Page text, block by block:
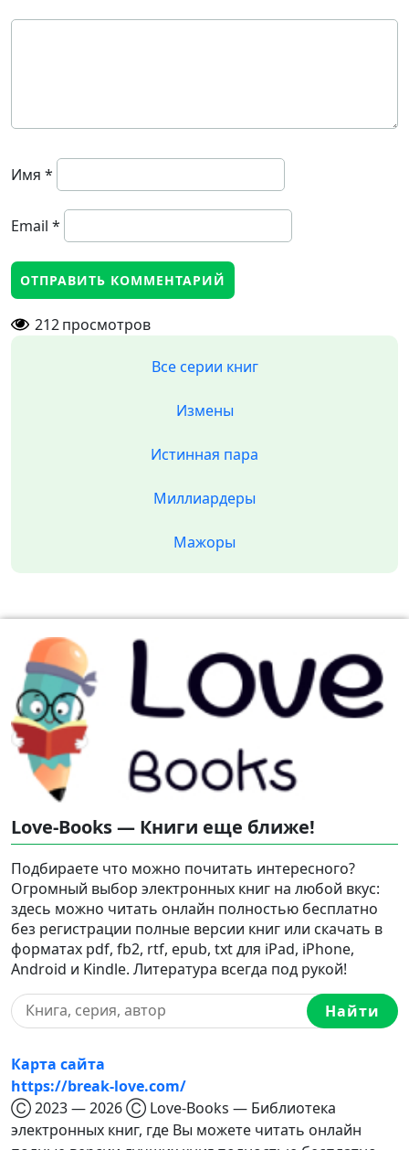
Имя *
Email *
212просмотров
Все серии книг
Измены
Истинная пара
Миллиардеры
Мажоры
Love-Books — Книги еще ближе!
Подбираете что можно почитать интересного?
Огромный выбор электронных книг на любой вкус:
здесь можно читать онлайн полностью бесплатно
без регистрации полные версии книг или скачать в
форматах pdf, fb2, rtf, epub, txt для iPad, iPhone,
Android и Kindle. Литература всегда под рукой!
Найти
Карта сайта
https://break-love.com/
Ⓒ 2023 — 2026 Ⓒ Love-Books — Библиотека
электронных книг, где Вы можете читать онлайн
полные версии лучших книг полностью бесплатно